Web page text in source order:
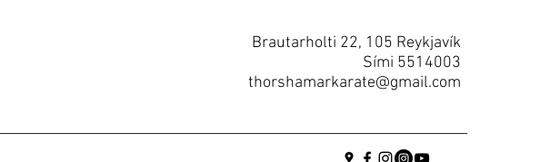
Brautarholti 22, 105 Reykjavík
Sími 5514003
thorshamarkarate@gmail.com